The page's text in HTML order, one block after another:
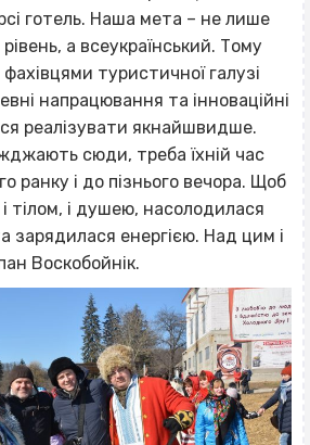
готель. Наша мета – не лише
а всеукраїнський. Тому
туристичної галузі
напрацювання та інноваційні
реалізувати якнайшвидше.
сюди, треба їхній час
ранку і до пізнього вечора. Щоб
тілом, і душею, насолодилася
зарядилася енергією. Над цим і
Воскобойнік.